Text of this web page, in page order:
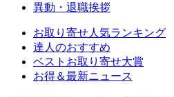
異動・退職挨拶
お取り寄せ人気ランキング
達人のおすすめ
ベストお取り寄せ大賞
お得＆最新ニュース